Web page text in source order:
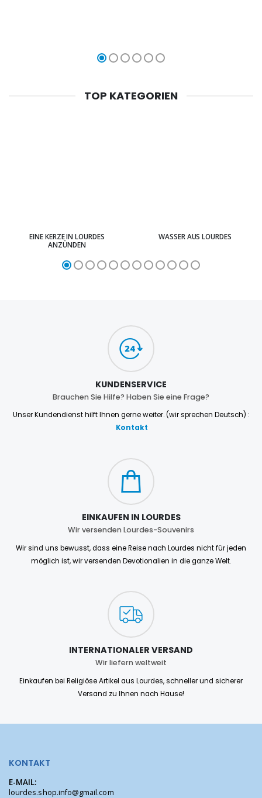
TOP KATEGORIEN
EINE KERZE IN LOURDES
ANZÜNDEN
WASSER AUS LOURDES
KUNDENSERVICE
Brauchen Sie Hilfe? Haben Sie eine Frage?
Unser Kundendienst hilft Ihnen gerne weiter. (wir sprechen Deutsch) :
Kontakt
EINKAUFEN IN LOURDES
Wir versenden Lourdes-Souvenirs
Wir sind uns bewusst, dass eine Reise nach Lourdes nicht für jeden
möglich ist, wir versenden Devotionalien in die ganze Welt.
INTERNATIONALER VERSAND
Wir liefern weltweit
Einkaufen bei Religiöse Artikel aus Lourdes, schneller und sicherer
Versand zu Ihnen nach Hause!
KONTAKT
E-MAIL:
lourdes.shop.info@gmail.com